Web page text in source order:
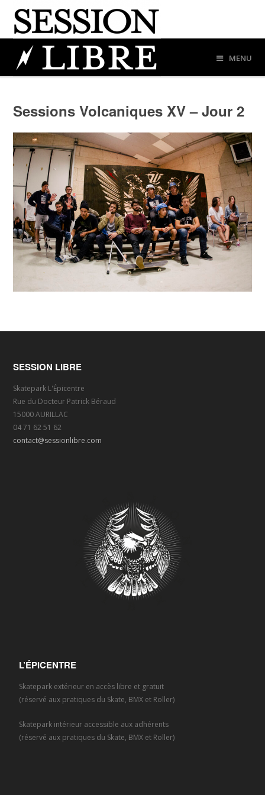
MENU
Sessions Volcaniques XV – Jour 2
SESSION LIBRE
Skatepark L'Épicentre
Rue du Docteur Patrick Béraud
15000 AURILLAC
04 71 62 51 62
contact@sessionlibre.com
L’ÉPICENTRE
Skatepark extérieur en accès libre et gratuit
(réservé aux pratiques du Skate, BMX et Roller)
Skatepark intérieur accessible aux adhérents
(réservé aux pratiques du Skate, BMX et Roller)